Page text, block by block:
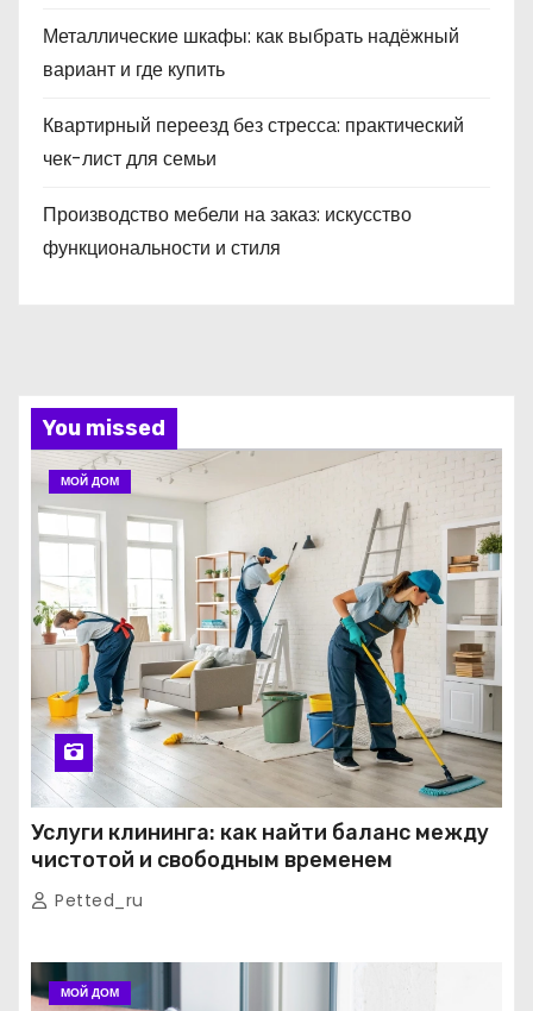
Металлические шкафы: как выбрать надёжный
вариант и где купить
Квартирный переезд без стресса: практический
чек-лист для семьи
Производство мебели на заказ: искусство
функциональности и стиля
You missed
МОЙ ДОМ
Услуги клининга: как найти баланс между
чистотой и свободным временем
Petted_ru
МОЙ ДОМ